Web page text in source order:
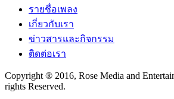
รายชื่อเพลง
เกี่ยวกับเรา
ข่าวสารและกิจกรรม
ติดต่อเรา
Copyright ® 2016, Rose Media and
rights Reserved.